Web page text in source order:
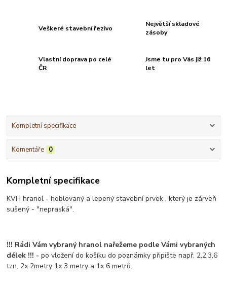
Veškeré stavební řezivo
Největší skladové
zásoby
Vlastní doprava po celé
ČR
Jsme tu pro Vás již 16
let
Kompletní specifikace
Komentáře 0
Kompletní specifikace
KVH hranol - hoblovaný a lepený stavební prvek , který je zárveň
sušený - "nepraská".
!!! Rádi Vám vybraný hranol nařežeme podle Vámi vybraných
délek !!! -po vložení do košíku do poznámky připište např. 2,2,3,6
tzn. 2x 2metry 1x 3 metry a 1x 6 metrů.